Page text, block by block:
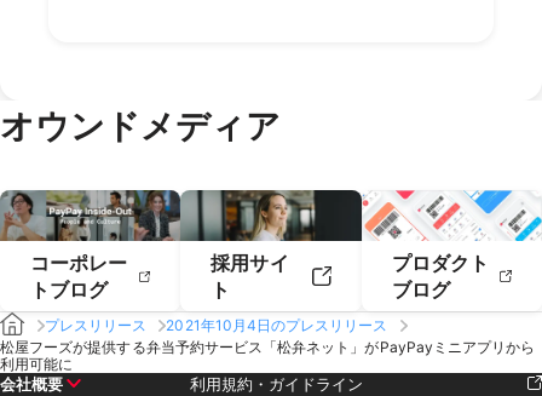
2019年2月
2019年1月
オウンドメディア
コーポレー
トブログ
採用サイ
ト
プロダクト
ブログ
プレスリリース
2021年10月4日のプレスリリース
松屋フーズが提供する弁当予約サービス「松弁ネット」がPayPayミニアプリから
利用可能に
会社概要
利用規約・ガイドライン